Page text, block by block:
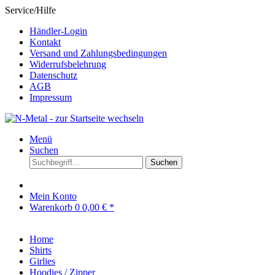
Service/Hilfe
Händler-Login
Kontakt
Versand und Zahlungsbedingungen
Widerrufsbelehrung
Datenschutz
AGB
Impressum
Menü
Suchen
Suchen
Mein Konto
Warenkorb 0 0,00 € *
Home
Shirts
Girlies
Hoodies / Zipper